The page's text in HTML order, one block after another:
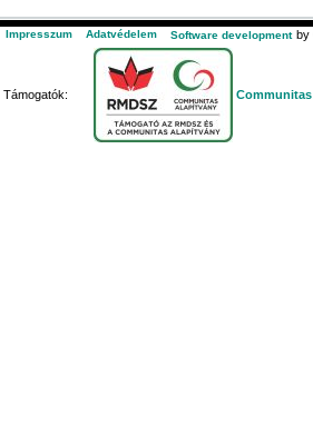
Impresszum Adatvédelem Software development by
Támogatók: